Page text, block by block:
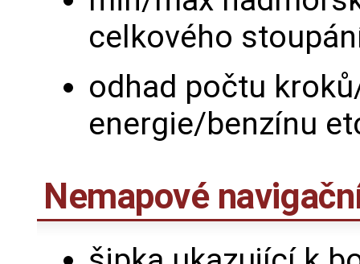
celkového
odhad počtu
energie/benzínu
Nemapové